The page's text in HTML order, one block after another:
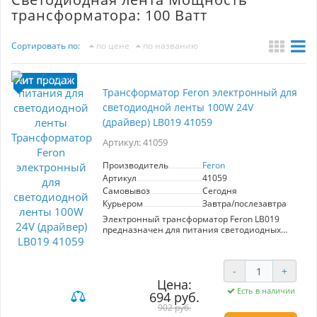
трансформатора: 100 Ватт
Сортировать по: по цене по названию
Трансформатор Feron электронный для
светодиодной ленты 100W 24V
(драйвер) LB019 41059
Артикул: 41059
Производитель
Feron
Артикул
41059
Самовывоз
Сегодня
Курьером
Завтра/послезавтра
Электронный трансформатор Feron LB019
предназначен для питания светодиодных
делает его идеальным для использования в
помещениях. Надежный и эффективный
драйвер обеспечит стабильную работу ваших
светодиодных систем.
Цена:
694 руб.
902 руб.
- +
Есть в наличии